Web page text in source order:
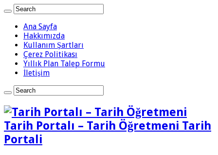
Ana Sayfa
Hakkımızda
Kullanım Şartları
Çerez Politikası
Yıllık Plan Talep Formu
İletişim
Tarih Portalı – Tarih Öğretmeni Tarih
Portali